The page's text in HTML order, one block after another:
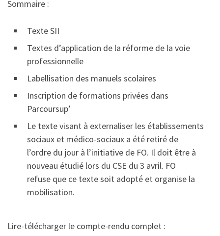
Sommaire :
Texte SII
Textes d’application de la réforme de la voie
professionnelle
Labellisation des manuels scolaires
Inscription de formations privées dans
Parcoursup’
Le texte visant à externaliser les établissements
sociaux et médico-sociaux a été retiré de
l’ordre du jour à l’initiative de FO. Il doit être à
nouveau étudié lors du CSE du 3 avril. FO
refuse que ce texte soit adopté et organise la
mobilisation.
Lire-télécharger le compte-rendu complet :